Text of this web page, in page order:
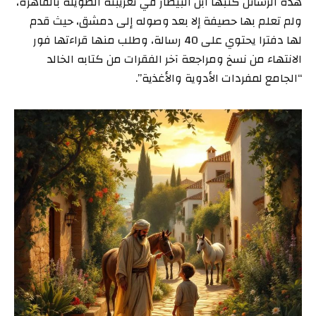
ولم تعلم بها حصيفة إلا بعد وصوله إلى دمشق، حيث قدم
لها دفترا يحتوي على 40 رسالة، وطلب منها قراءتها فور
الانتهاء من نسخ ومراجعة آخر الفقرات من كتابه الخالد
“الجامع لمفردات الأدوية والأغذية”.